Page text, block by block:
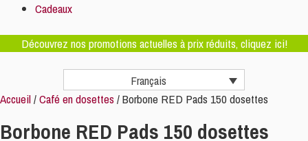
Cadeaux
Découvrez nos promotions actuelles à prix réduits, cliquez ici!
Français
Accueil/Café en dosettes/ Borbone RED Pads 150 dosettes
Borbone RED Pads 150 dosettes